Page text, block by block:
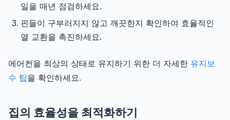
일을 매년 점검하세요.
핀들이 구부러지지 않고 깨끗한지 확인하여 효율적인
열 교환을 촉진하세요.
에어컨을 최상의 상태로 유지하기 위한 더 자세한 유지보
수 팁을 확인하세요.
집의 효율성을 최적화하기